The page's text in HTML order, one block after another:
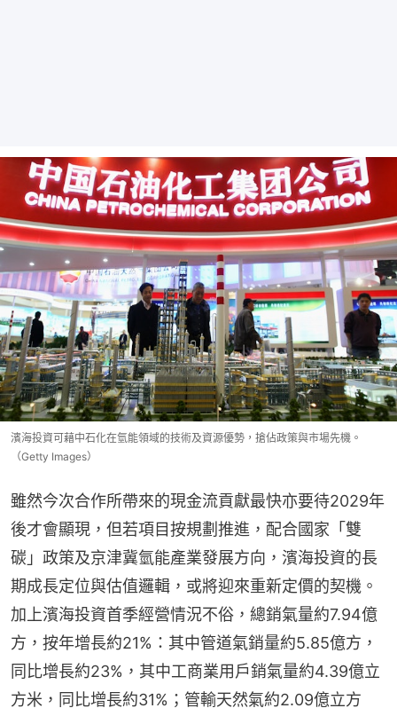
濱海投資可藉中石化在氫能領域的技術及資源優勢，搶佔政策與市場先機。
（Getty Images）
雖然今次合作所帶來的現金流貢獻最快亦要待2029年
後才會顯現，但若項目按規劃推進，配合國家「雙
碳」政策及京津冀氫能產業發展方向，濱海投資的長
期成長定位與估值邏輯，或將迎來重新定價的契機。
加上濱海投資首季經營情況不俗，總銷氣量約7.94億
方，按年增長約21%：其中管道氣銷量約5.85億方，
同比增長約23%，其中工商業用戶銷氣量約4.39億立
方米，同比增長約31%；管輸天然氣約2.09億立方